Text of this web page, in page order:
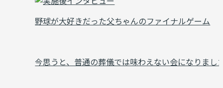
野球が大好きだった父ちゃんのファイナルゲーム
今思うと、普通の葬儀では味わえない会になりまし